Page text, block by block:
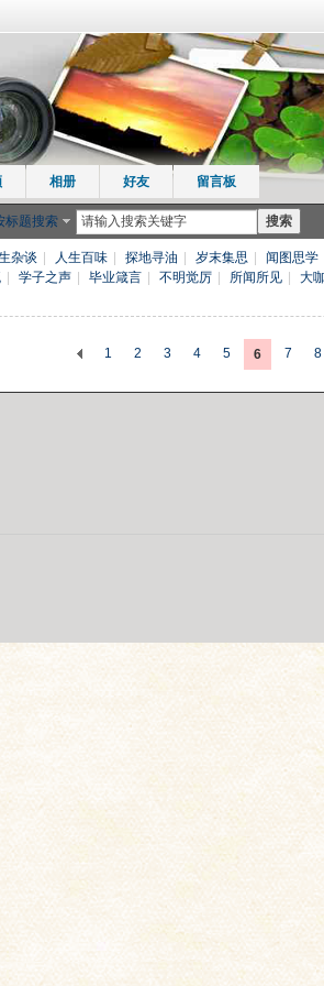
相册 好友 留言板
标题搜索 搜索
杂谈 人生百味 探地寻油 岁末集思 闻图思学
学子之声 毕业箴言 不明觉厉 所闻所见 大
1 2 3 4 5 6 7 8